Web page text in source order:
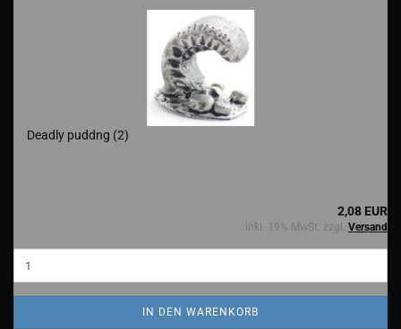
Deadly puddng (2)
2,08 EUR
inkl. 19% MwSt. zzgl. Versand
IN DEN WARENKORB